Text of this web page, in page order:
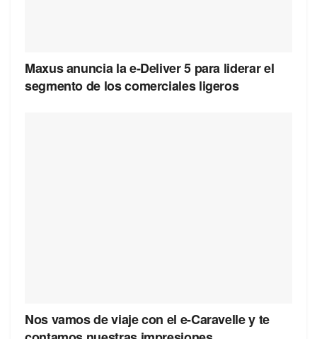
Maxus anuncia la e-Deliver 5 para liderar el
segmento de los comerciales ligeros
Nos vamos de viaje con el e-Caravelle y te